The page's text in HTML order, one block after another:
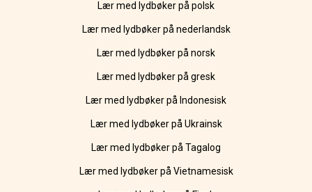
Lær med lydbøker på polsk
Lær med lydbøker på nederlandsk
Lær med lydbøker på norsk
Lær med lydbøker på gresk
Lær med lydbøker på Indonesisk
Lær med lydbøker på Ukrainsk
Lær med lydbøker på Tagalog
Lær med lydbøker på Vietnamesisk